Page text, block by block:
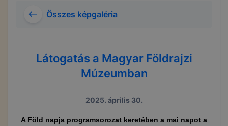
Összes képgaléria
Látogatás a Magyar Földrajzi
Múzeumban
2025. április 30.
A Föld napja programsorozat keretében a mai napot a